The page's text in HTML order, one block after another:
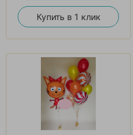
Купить в 1 клик